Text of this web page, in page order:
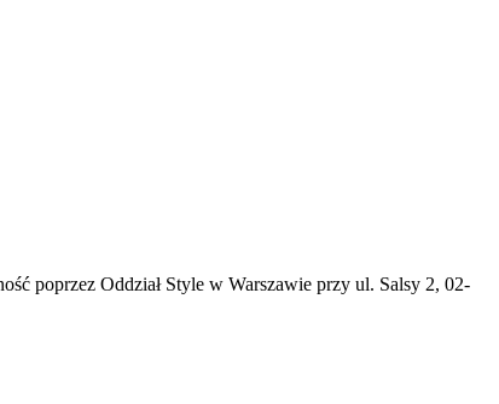
poprzez Oddział Style w Warszawie przy ul. Salsy 2, 02-